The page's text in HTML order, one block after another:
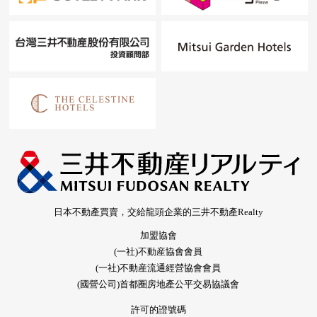
日本不動產買賣，交給龍頭企業的三井不動產Realty
加盟協會
(一社)不動産協會會員
(一社)不動産流通經營協會會員
(國營公司)首都圈房地產公平交易協議會
許可的證號碼